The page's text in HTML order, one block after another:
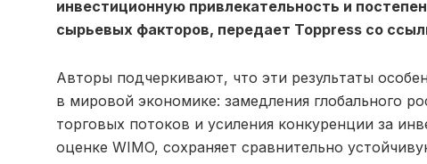
инвестиционную привлекательность и
сырьевых факторов, передает Toppress со
Авторы подчеркивают, что эти результаты
в мировой экономике: замедления глобального
торговых потоков и усиления конкуренции за
оценке WIMO, сохраняет сравнительно